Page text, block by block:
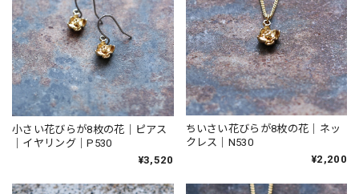
小さい花びらが8枚の花｜ピアス
｜イヤリング｜P530
¥3,520
ちいさい花びらが8枚の花｜ネッ
クレス｜N530
¥2,200